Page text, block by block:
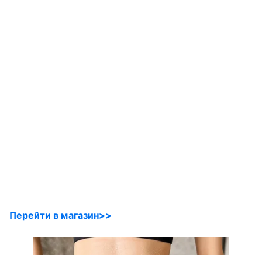
Перейти в магазин>>